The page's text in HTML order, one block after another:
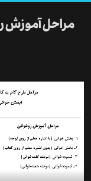
مراحل آموزش